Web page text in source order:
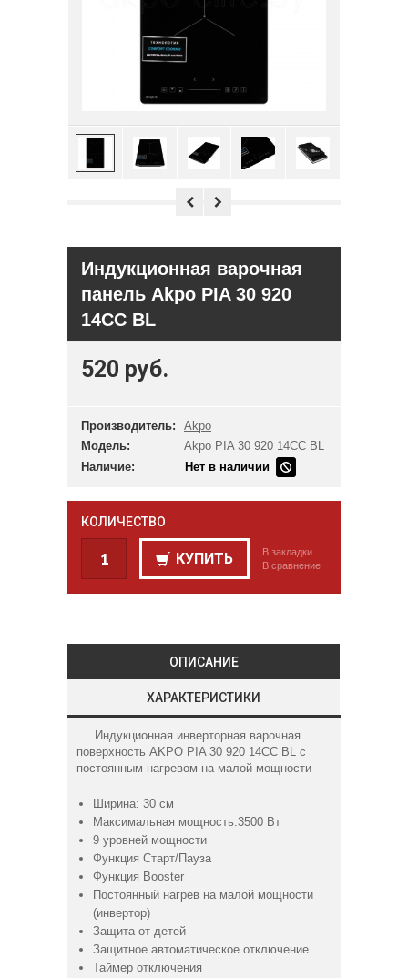
Индукционная варочная
панель Akpo PIA 30 920
14CC BL
520 руб.
Производитель:
Akpo
Модель:
Akpo PIA 30 920 14CC BL
Наличие:
Нет в наличии
КОЛИЧЕСТВО
КУПИТЬ
В закладки
В сравнение
ОПИСАНИЕ
ХАРАКТЕРИСТИКИ
Индукционная инверторная варочная
поверхность AKPO PIA 30 920 14CC BL с
постоянным нагревом на малой мощности
Ширина: 30 см
Максимальная мощность:3500 Вт
9 уровней мощности
Функция Старт/Пауза
Функция Booster
Постоянный нагрев на малой мощности
(инвертор)
Защита от детей
Защитное автоматическое отключение
Таймер отключения